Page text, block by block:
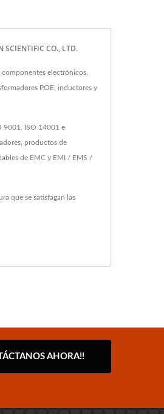
CO., LTD.
electrónicos.
POE, inductores y
9001, ISO 14001 e
productos de
de EMC y EMI / EMS /
que se satisfagan las
AHORA!!